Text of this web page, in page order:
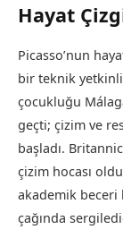
Hayat
Picasso’nun
bir teknik
çocukluğu
geçti; çizim ve
başladı.
çizim hocası
akademik beceri
çağında